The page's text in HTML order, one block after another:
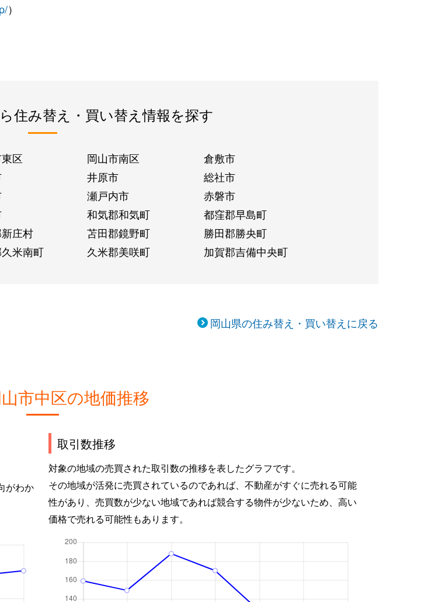
）
住み替え・買い替え情報を探す
区 岡山市南区
倉敷市
井原市
総社市
瀬戸内市
赤磐市
和気郡和気町
都窪郡早島町
庄村 苫田郡鏡野町
勝田郡勝央町
米南町 久米郡美咲町 加賀郡吉備中央町
岡山県の住み替え・買い替えに戻る
市中区の地価推移
がわか
取引数推移
対象の地域の売買された取引数の推移を表したグラフです。
その地域が活発に売買されているのであれば、不動産がすぐに売れる可能
性があり、売買数が少ない地域であれば競合する物件が少ないため、高い
価格で売れる可能性もあります。